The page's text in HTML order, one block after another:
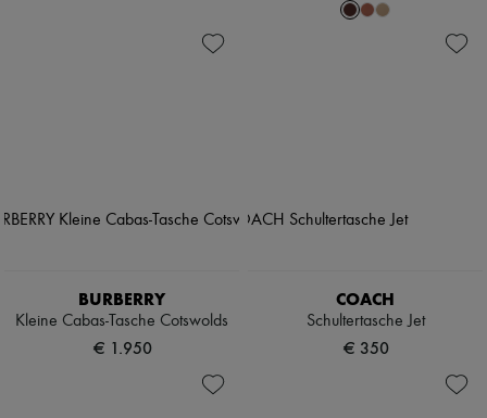
BURBERRY
Kleine Cabas-Tasche Cotswolds
€ 1.950
COACH
Schultertasche Jet
€ 350